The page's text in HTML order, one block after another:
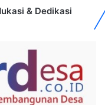
& Dedikasi